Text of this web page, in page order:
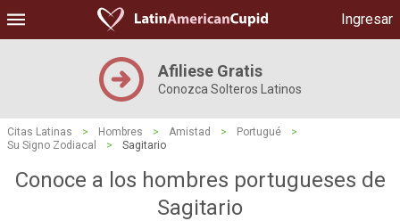
Ingresar
Afiliese Gratis
Conozca Solteros Latinos
Citas Latinas > Hombres > Amistad > Portugué
>
Su Signo Zodiacal
> Sagitario
Conoce a los hombres portugueses de
Sagitario